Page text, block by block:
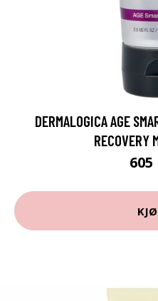
DERMALOGICA AGE
RECOVERY
605